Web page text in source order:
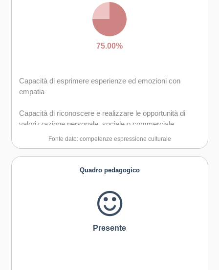
75.00%
Capacità di esprimere esperienze ed emozioni con
empatia
Capacità di riconoscere e realizzare le opportunità di
valorizzazione personale, sociale o commerciale
mediante le arti e le altre forme culturali
Curiosità nei confronti del mondo, apertura per
immaginare nuove possibilità
Fonte dato: competenze espressione culturale
Quadro pedagogico
Presente